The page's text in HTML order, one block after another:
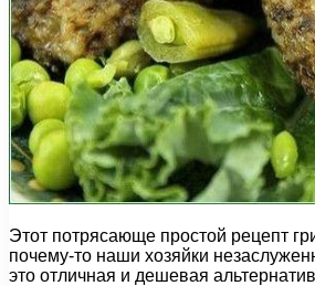
Этот потрясающе простой рецепт
почему-то наши хозяйки
это отличная и дешевая